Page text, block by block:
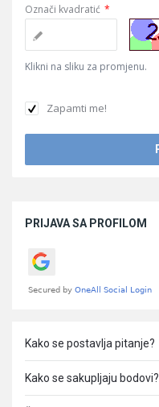
Označi kvadratić *
Klikni na sliku za promjenu.
Zapamti me!
PRIJAVA SA PROFILOM
Kako se postavlja pitanje?
Kako se sakupljaju bodovi?